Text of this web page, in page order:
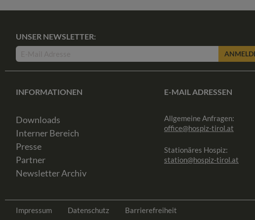
UNSER NEWSLETTER:
INFORMATIONEN
Downloads
Interner Bereich
Presse
Partner
Newsletter Archiv
E-MAIL ADRESSEN
Allgemeine Anfragen:
office@hospiz-tirol.at
Stationäres Hospiz:
station@hospiz-tirol.at
Impressum Datenschutz Barrierefreiheit